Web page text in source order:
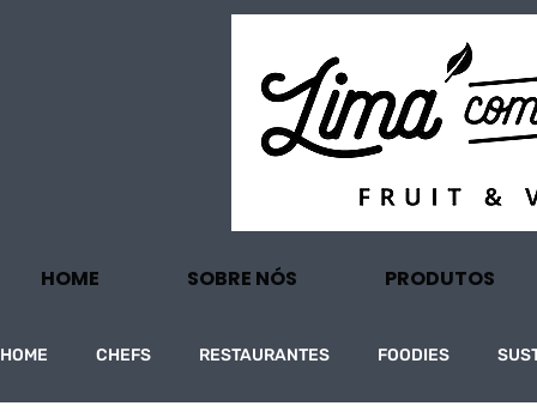
HOME SOBRE NÓS PRODUTOS
HOME CHEFS RESTAURANTES FOODIES